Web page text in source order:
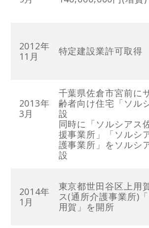
2012年
11月
特定建設業許可取得
2013年
3月
千葉県佐倉市宮前に
齢者向け住宅「ソル
設
同時に「ソルシアス
援事業所」「ソルシ
護事業所」をソルシ
設
2014年
1月
東京都世田谷区上用
ス(通所介護事業所)
用賀」を開所